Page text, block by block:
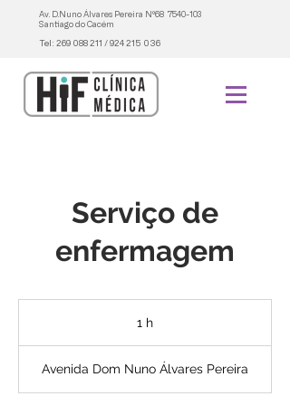
Av. D.Nuno Álvares Pereira Nº68 7540-103
Santiago do Cacém
Tel: 269 088 211 /924 215 036
Serviço de
enfermagem
1 h
Avenida Dom Nuno Álvares Pereira